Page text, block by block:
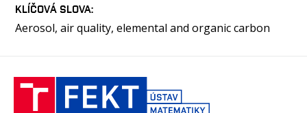
KLÍČOVÁ SLOVA
Aerosol, air quality, elemental and organic carbon